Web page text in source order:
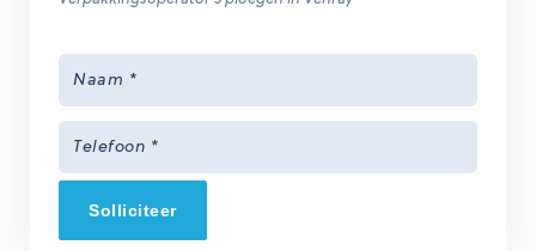
Solliciteer